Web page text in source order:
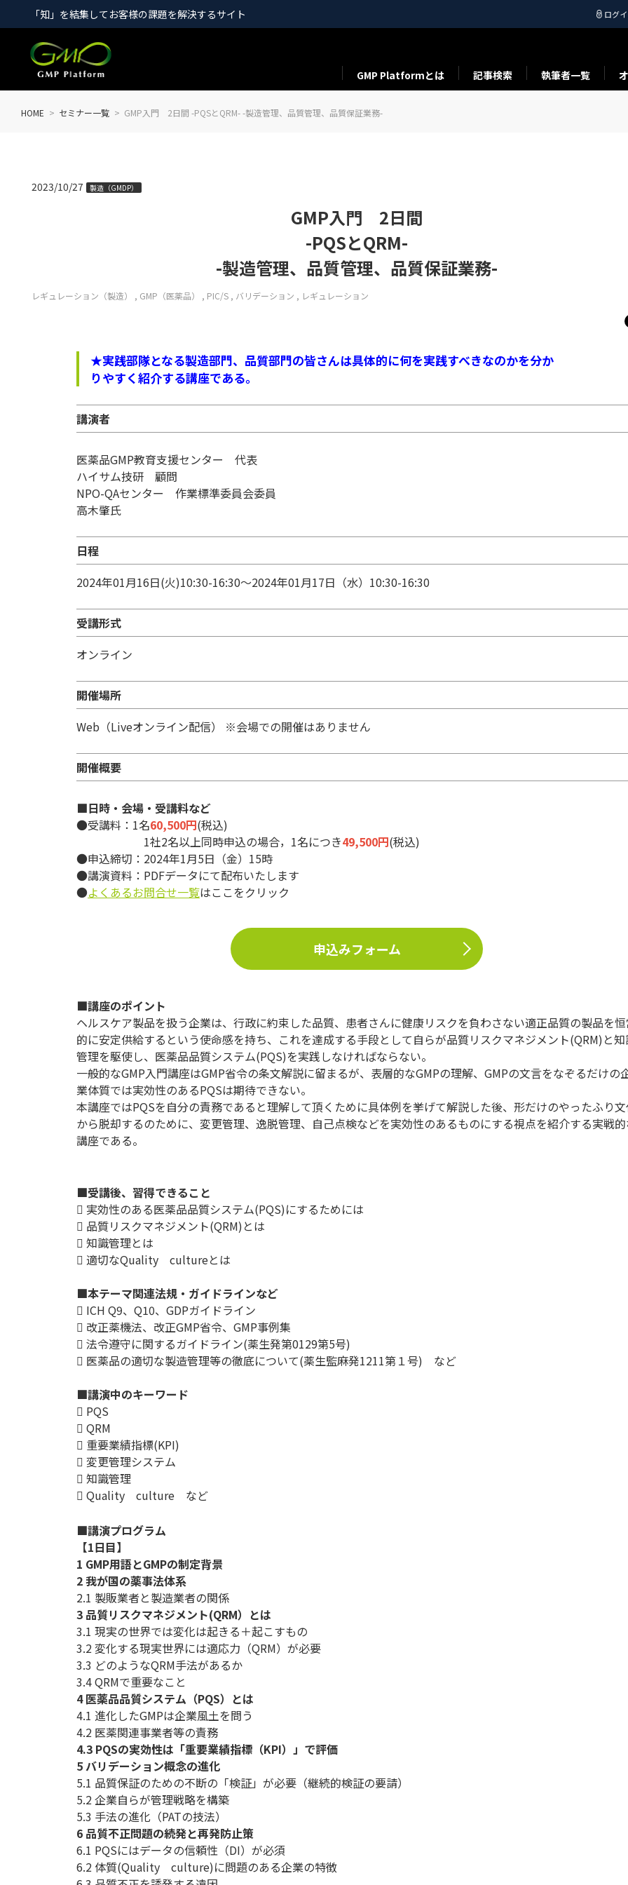
「知」を結集してお客様の課題を解決するサイト ログ
GMP Platformとは 記事検索 執筆者一覧
HOME セミナー一覧 GMP入門 2日間 -PQSとQRM- -製造管理、品質管理、品質保証業務-
GMP入門 2日間
-PQSとQRM-
-製造管理、品質管理、品質保証業務-
2023/10/27 製造（GMDP）
レギュレーション（製造） GMP（医薬品） PIC/S バリデーション レギュレーション
★実践部隊となる製造部門、品質部門の皆さんは具体的に何を実践すべきなのかを分か
りやすく紹介する講座である。
講演者
医薬品GMP教育支援センター 代表
ハイサム技研 顧問
NPO-QAセンター 作業標準委員会委員
高木肇氏
日程
2024年01月16日(火)10:30-16:30～2024年01月17日（水）10:30-16:30
受講形式
オンライン
開催場所
Web（Liveオンライン配信） ※会場での開催はありません
開催概要
■日時・会場・受講料など
●受講料：1名60,500円(税込)
1社2名以上同時申込の場合，1名につき49,500円(税込)
●申込締切：2024年1月5日（金）15時
●講演資料：PDFデータにて配布いたします
●よくあるお問合せ一覧はここをクリック
申込みフォーム
■講座のポイント
ヘルスケア製品を扱う企業は、行政に約束した品質、患者さんに健康リスクを負わさない適正品質の製品を
的に安定供給するという使命感を持ち、これを達成する手段として自らが品質リスクマネジメント(QRM)と
管理を駆使し、医薬品品質システム(PQS)を実践しなければならない。
一般的なGMP入門講座はGMP省令の条文解説に留まるが、表層的なGMPの理解、GMPの文言をなぞるだけの
業体質では実効性のあるPQSは期待できない。
本講座ではPQSを自分の責務であると理解して頂くために具体例を挙げて解説した後、形だけのやったふり
から脱却するのために、変更管理、逸脱管理、自己点検などを実効性のあるものにする視点を紹介する実戦
講座である。
■受講後、習得できること
 実効性のある医薬品品質システム(PQS)にするためには
 品質リスクマネジメント(QRM)とは
 知識管理とは
 適切なQuality cultureとは
■本テーマ関連法規・ガイドラインなど
 ICH Q9、Q10、GDPガイドライン
 改正薬機法、改正GMP省令、GMP事例集
 法令遵守に関するガイドライン(薬生発第0129第5号)
 医薬品の適切な製造管理等の徹底について(薬生監麻発1211第１号) など
■講演中のキーワード
 PQS
 QRM
 重要業績指標(KPI)
 変更管理システム
 知識管理
 Quality culture など
■講演プログラム
【1日目】
1 GMP用語とGMPの制定背景
2 我が国の薬事法体系
2.1 製販業者と製造業者の関係
3 品質リスクマネジメント(QRM）とは
3.1 現実の世界では変化は起きる＋起こすもの
3.2 変化する現実世界には適応力（QRM）が必要
3.3 どのようなQRM手法があるか
3.4 QRMで重要なこと
4 医薬品品質システム（PQS）とは
4.1 進化したGMPは企業風土を問う
4.2 医薬関連事業者等の責務
4.3 PQSの実効性は「重要業績指標（KPI）」で評価
5 バリデーション概念の進化
5.1 品質保証のための不断の「検証」が必要（継続的検証の要請）
5.2 企業自らが管理戦略を構築
5.3 手法の進化（PATの技法）
6 品質不正問題の続発と再発防止策
6.1 PQSにはデータの信頼性（DI）が必須
6.2 体質(Quality culture)に問題のある企業の特徴